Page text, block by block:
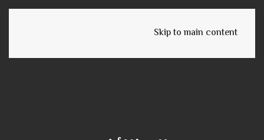
Skip to main content